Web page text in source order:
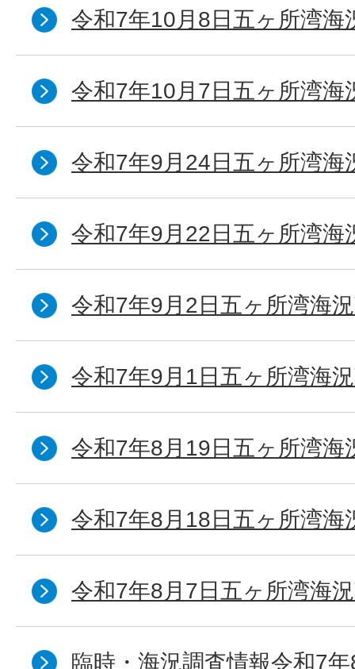
令和7年10月8日五ヶ所湾海
令和7年10月7日五ヶ所湾海
令和7年9月24日五ヶ所湾海
令和7年9月22日五ヶ所湾海
令和7年9月2日五ヶ所湾海
令和7年9月1日五ヶ所湾海
令和7年8月19日五ヶ所湾海
令和7年8月18日五ヶ所湾海
令和7年8月7日五ヶ所湾海
臨時・海況調査情報令和7